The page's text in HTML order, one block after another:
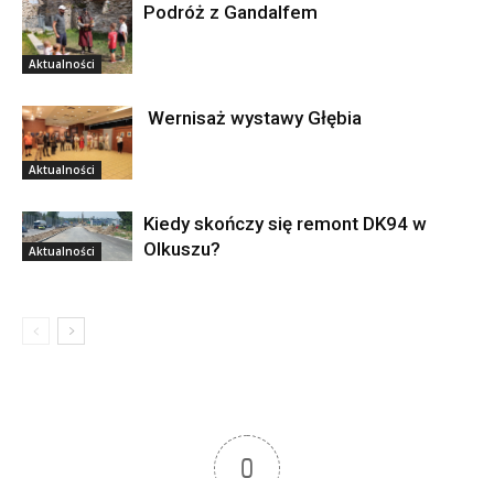
Aktualności
Aktualności
Podróż z Gandalfem
Aktualności
Wernisaż wystawy Głębia
Aktualności
Kiedy skończy się remont DK94 w
Olkuszu?
0